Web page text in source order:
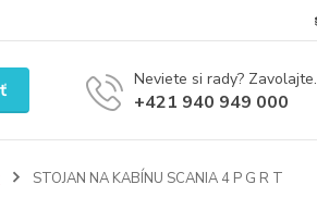
Neviete si rady? Zavolajte.
+421 940 949 000
STOJAN NA KABÍNU SCANIA 4 P G R T